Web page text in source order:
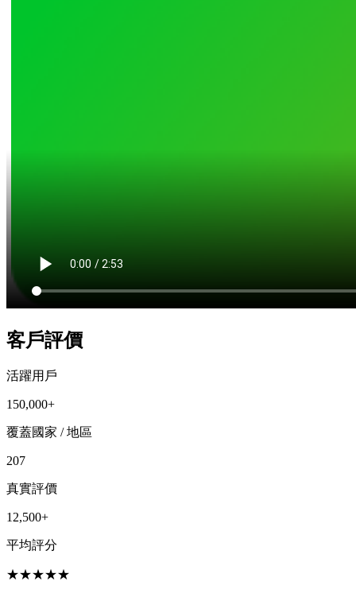
客戶評價
活躍用戶
150,000+
覆蓋國家 / 地區
207
真實評價
12,500+
平均評分
★★★★★